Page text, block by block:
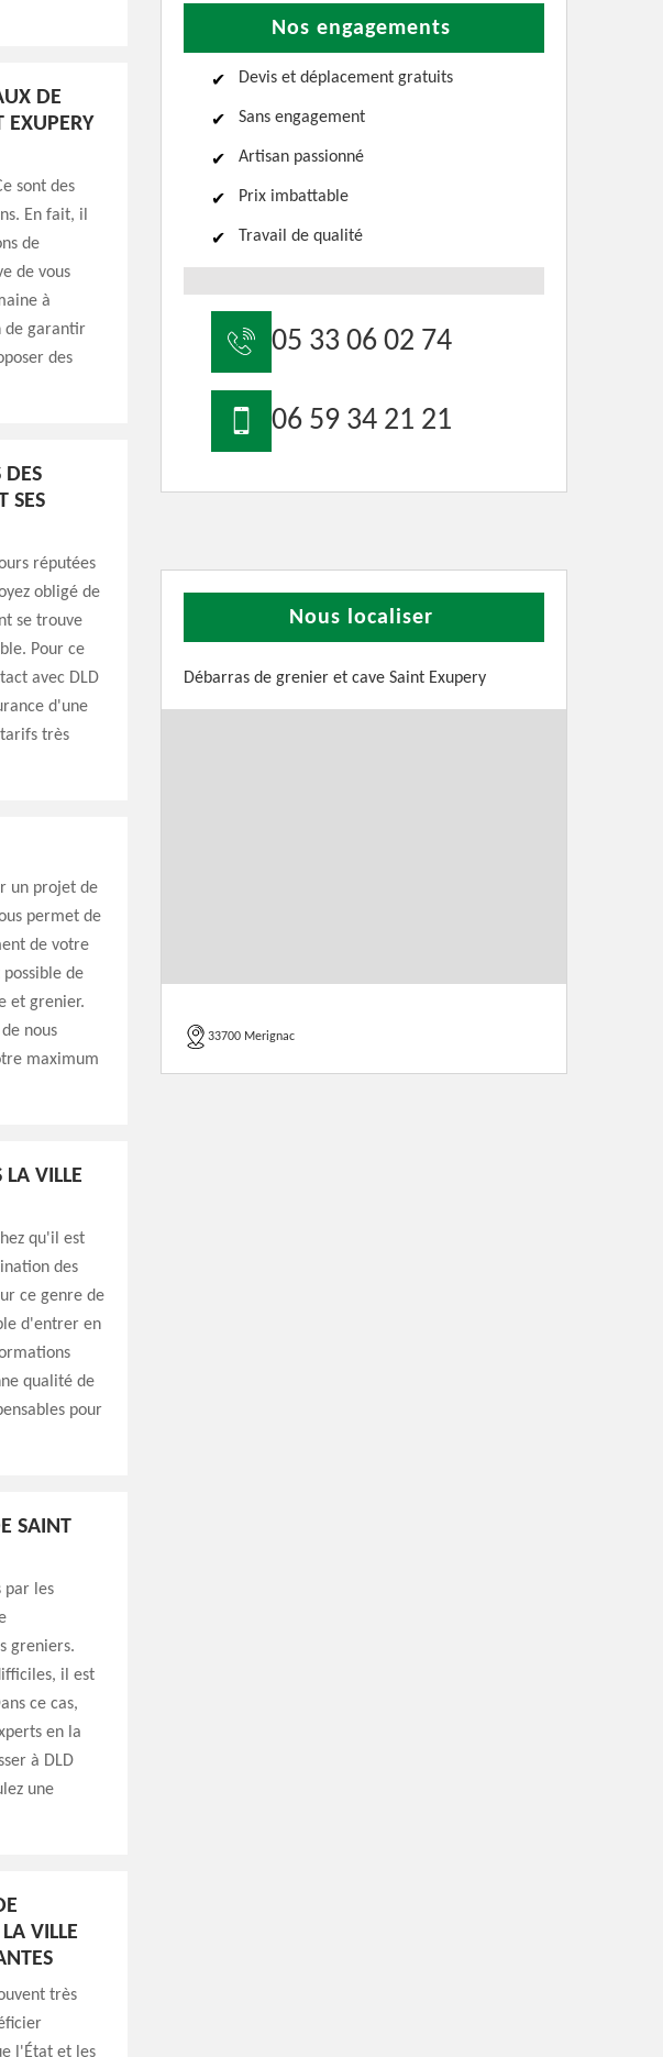
DE
EXUPERY
sont des
En fait, il
de
de vous
à
de garantir
des
DES
SES
réputées
obligé de
se trouve
Pour ce
avec DLD
d'une
très
un projet de
permet de
de votre
de
et grenier.
nous
maximum
LA VILLE
qu'il est
des
ce genre de
d'entrer en
qualité de
pour
SAINT
par les
greniers.
il est
ce cas,
en la
à DLD
une
VILLE
très
l'État et les
Nos engagements
Devis et déplacement gratuits
Sans engagement
Artisan passionné
Prix imbattable
Travail de qualité
05 33 06 02 74
06 59 34 21 21
Nous localiser
Débarras de grenier et cave Saint Exupery
33700 Merignac